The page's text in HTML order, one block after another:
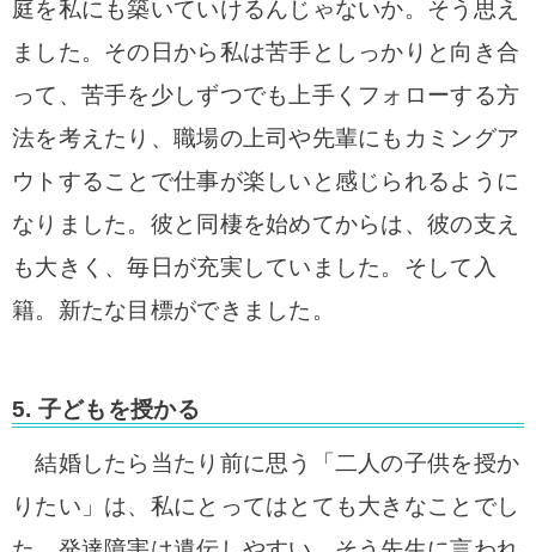
庭を私にも築いていけるんじゃないか。そう思え
ました。その日から私は苦手としっかりと向き合
って、苦手を少しずつでも上手くフォローする方
法を考えたり、職場の上司や先輩にもカミングア
ウトすることで仕事が楽しいと感じられるように
なりました。彼と同棲を始めてからは、彼の支え
も大きく、毎日が充実していました。そして入
籍。新たな目標ができました。
5. 子どもを授かる
結婚したら当たり前に思う「二人の子供を授か
りたい」は、私にとってはとても大きなことでし